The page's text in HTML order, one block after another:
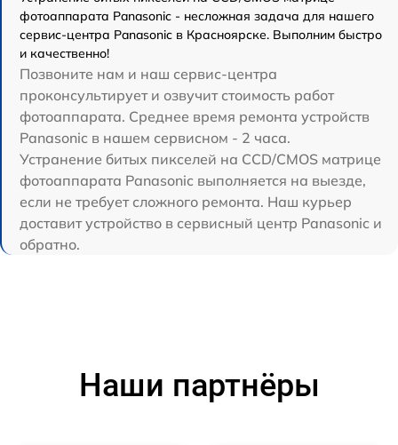
фотоаппарата Panasonic - несложная задача для нашего
сервис-центра Panasonic в Красноярске. Выполним быстро
и качественно!
Позвоните нам и наш сервис-центра
проконсультирует и озвучит стоимость работ
фотоаппарата. Среднее время ремонта устройств
Panasonic в нашем сервисном - 2 часа.
Устранение битых пикселей на CCD/CMOS матрице
фотоаппарата Panasonic выполняется на выезде,
если не требует сложного ремонта. Наш курьер
доставит устройство в сервисный центр Panasonic и
обратно.
Наши партнёры